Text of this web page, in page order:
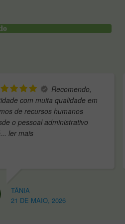
Equipa
sempre muito simpática
A formação foi de
qualidade e
MELISSA
15 DE MAIO, 2026